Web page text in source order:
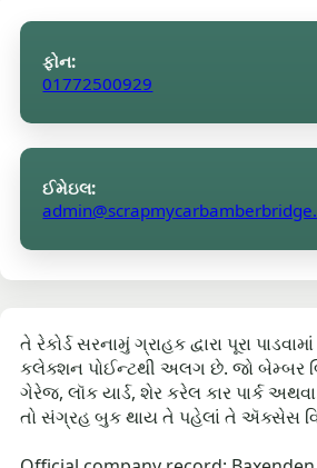
ફોન:
01772500929
ઈમેઇલ:
તે રેકોર્ડ સરનામું ગ્રાહક દ્વારા પૂરા
કલેક્શન પોઈન્ટથી અલગ છે. જો બેમ્બર
ગેરેજ, લૉક યાર્ડ, શેર કરેલ કાર પાર્ક
તો સંગ્રહ બુક થાય તે પહેલાં તે ઍક્સેસ